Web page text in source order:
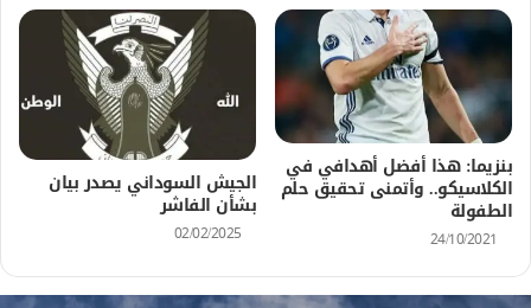
بنزيما: هذا أفضل أهدافي في
الكلاسيكو.. وأتمنى تحقيق حلم
الطفولة
24/10/2021
الجيش السوداني يصدر بيان
بشأن الفاشر
02/02/2025